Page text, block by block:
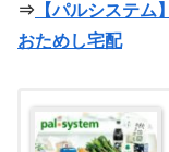
⇒ 【パルシステム
おためし宅配